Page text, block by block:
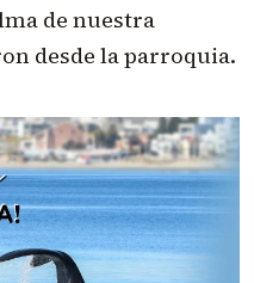
de nuestra
desde la parroquia.